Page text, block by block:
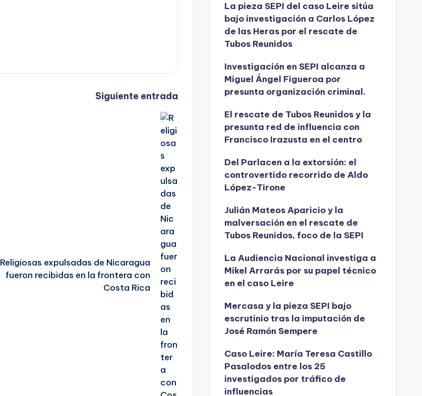
Siguiente entrada
Religiosas expulsadas de Nicaragua
fueron recibidas en la frontera con
Costa Rica
La pieza SEPI del caso Leire sitúa
bajo investigación a Carlos López
de las Heras por el rescate de
Tubos Reunidos
Investigación en SEPI alcanza a
Miguel Ángel Figueroa por
presunta organización criminal.
El rescate de Tubos Reunidos y la
presunta red de influencia con
Francisco Irazusta en el centro
Del Parlacen a la extorsión: el
controvertido recorrido de Aldo
López-Tirone
Julián Mateos Aparicio y la
malversación en el rescate de
Tubos Reunidos, foco de la SEPI
La Audiencia Nacional investiga a
Mikel Arrarás por su papel técnico
en el caso Leire
Mercasa y la pieza SEPI bajo
escrutinio tras la imputación de
José Ramón Sempere
Caso Leire: María Teresa Castillo
Pasalodos entre los 25
investigados por tráfico de
influencias